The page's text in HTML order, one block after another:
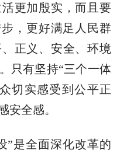
更加殷实，而且要
，更好满足人民群
正义、安全、环境
只有坚持“三个一体
切实感受到公平正
安全感。
”是全面深化改革的